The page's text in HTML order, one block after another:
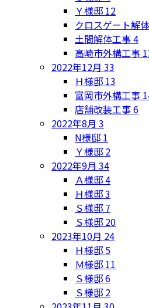
Ｙ様邸 12
クロスゲート解
土間解体工事4
高崎市外構工事
2022年12月 33
Ｈ様邸 13
富岡市外構工事
店舗改装工事6
2022年8月 3
N様邸 1
Ｙ様邸 2
2022年9月 34
Ａ様邸4
Ｈ様邸3
Ｓ様邸 7
Ｓ様邸 20
2023年10月 24
Ｈ様邸 5
Ｍ様邸 11
Ｓ様邸6
Ｓ様邸 2